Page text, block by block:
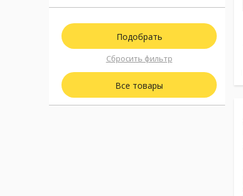
Сбросить фильтр
Все товары